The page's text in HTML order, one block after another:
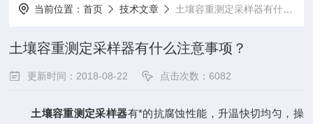
当前位置：首页 技术文章 土壤容重测定采样器有什么注意事项？
土壤容重测定采样器有什么注意事项？
更新时间：2018-08-22 点击次数：6082
土壤容重测定采样器有*的抗腐蚀性能，升温快切均匀，操